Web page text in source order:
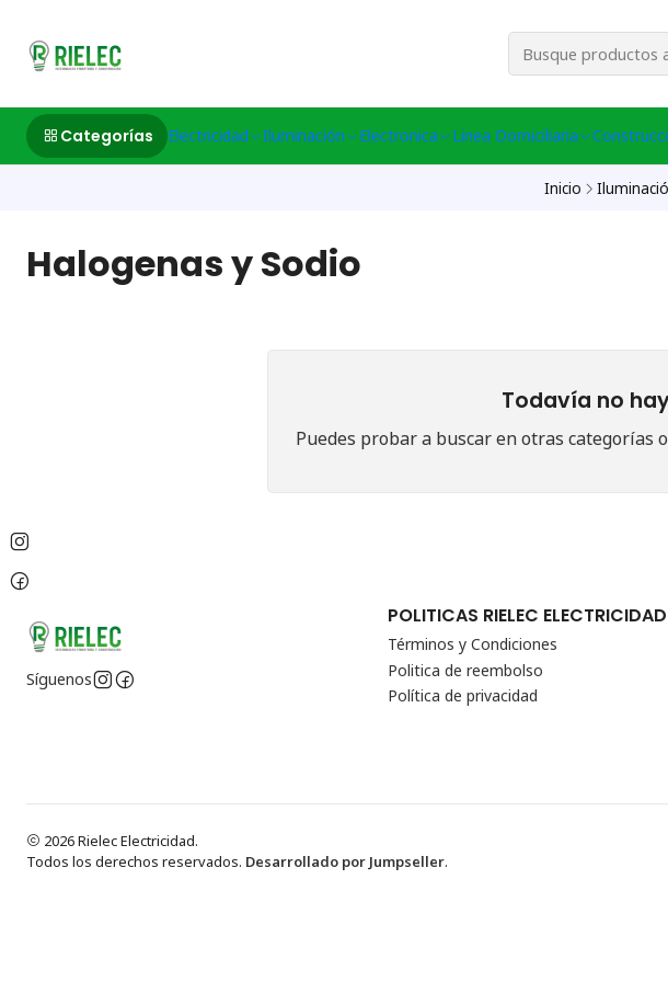
Categorías Electricidad Iluminación Electronica Linea Domiciliaria
Inicio
Halogenas y Sodio
Todavía no
Puedes probar a buscar en otras
Síguenos
POLITICAS RIELEC ELECTRICIDAD
Términos y Condiciones
Politica de reembolso
Política de privacidad
2026 Rielec Electricidad.
Todos los derechos reservados. Desarrollado por Jumpseller.